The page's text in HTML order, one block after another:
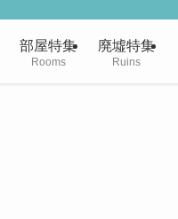
部屋特集
Rooms
廃墟特集
Ruins